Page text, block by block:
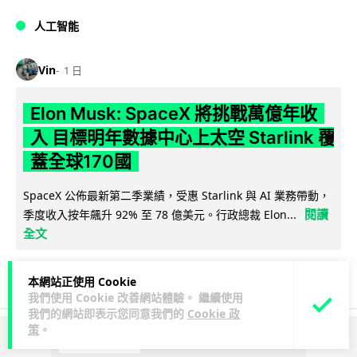
本網站正使用 Cookie
我們使用 Cookie 改善網站體驗。 繼續使用
我們的網站即表示您同意我們的 Cookie 政
策 。
人工智能
Vin 1 日
Elon Musk: SpaceX 將挑戰萬億年收
入 目標明年數據中心上太空 Starlink 覆
蓋全球170國
SpaceX 公佈最新第二季業績，受惠 Starlink 與 AI 業務帶動，
季度收入按年飆升 92% 至 78 億美元。行政總裁 Elon...
閱讀
全文